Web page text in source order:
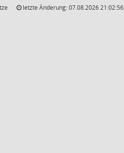
letzte Änderung: 07.08.2026 21:02:56